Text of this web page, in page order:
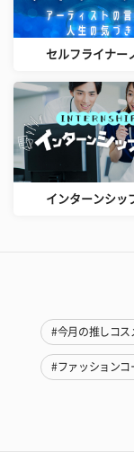
セルフライナー
インターンシッ
#今月の推しコス
#ファッションコ